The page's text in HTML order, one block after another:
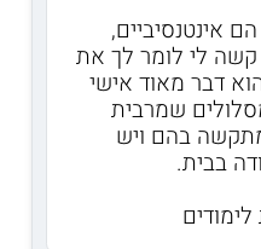
אינטנסיביים,
לי לומר לך את
דבר מאוד אישי
שמרבית
בהם ויש
בבית.